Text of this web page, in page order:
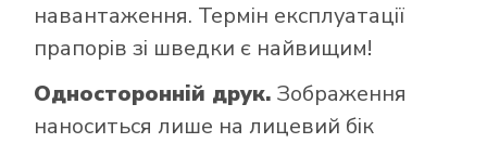
навантаження. Термін експлуатації
прапорів зі шведки є найвищим!
Односторонній друк. Зображення
наноситься лише на лицевий бік